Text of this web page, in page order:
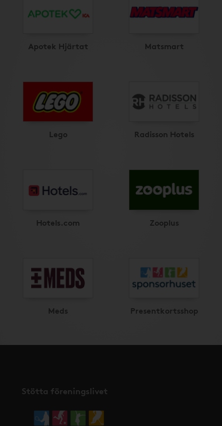
Apotek Hjärtat Matsmart
Lego Radisson Hotels
Hotels.com Zooplus
Meds Presentkortsshop
Stötta föreningslivet